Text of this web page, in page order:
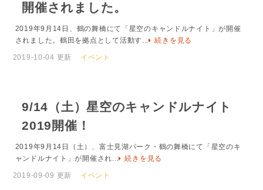
開催されました。
2019年9月14日、鶴の舞橋にて「星空のキャンドルナイト」が開催
されました。鶴田を拠点として活動す...
続きを見る
2019-10-04 更新 イベント
9/14（土）星空のキャンドルナイト
2019開催！
2019年9月14日（土）、富士見湖パーク・鶴の舞橋にて「星空のキ
ャンドルナイト」が開催され...
続きを見る
2019-09-09 更新 イベント